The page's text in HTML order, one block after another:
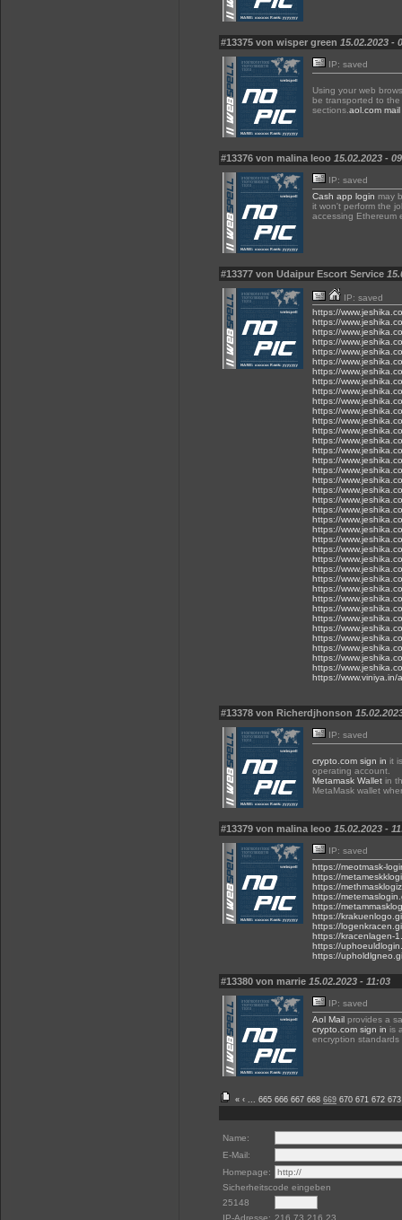
#13375 von wisper green 15.02.2023 -
IP: saved
Using your web
be transported to
sections. aol.com
#13376 von malina leoo 15.02.2023 -
IP: saved
Cash app login may
it won't perform the
accessing Ethereum
#13377 von Udaipur Escort Service
IP: saved
https://
https://
https://
https://
https://
https://
https://
https://
https://
https://
https://
https://
https://
https://
https://
https://
https://
https://
https://
https://
https://
https://
https://
https://
https://
https://
https://
https://
https://
https://
https://
https://
https://
https://
https://
https://
https://
https://www.viniya.in/
#13378 von Richerdjhonson
IP: saved
crypto.com sign in it
operating account.
Metamask Wallet in
MetaMask wallet
#13379 von malina leoo 15.02.2023 -
IP: saved
https://meotmask-
https://
https://
https://
https://
https://
https://
https://kracenlagen-
https://
https://
#13380 von marrie 15.02.2023 - 11:03
IP: saved
Aol Mail provides a
crypto.com sign in is
encryption
« ‹ ... 665 666 667 668 669 670 671 672 673
Name:
E-Mail:
Homepage:
Sicherheitscode eingeben
25148
IP-Adresse: 216.73.216.23